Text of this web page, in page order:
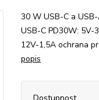
30 W USB-C a
USB-C PD30W: 5V-
12V-1,5A ochrana
popis